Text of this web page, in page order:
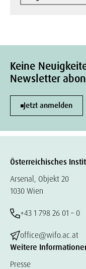
Keine
Newsletter
Jetzt anmelden
Österreichisches
Arsenal, Objekt 20
1030 Wien
+43 1 798 26 01 – 0
office@wifo.ac.at
Weitere
Presse